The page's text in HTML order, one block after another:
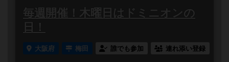
毎週開催！木曜日はドミニオンの
日！
大阪府 梅田 誰でも参加 連れ添い登録